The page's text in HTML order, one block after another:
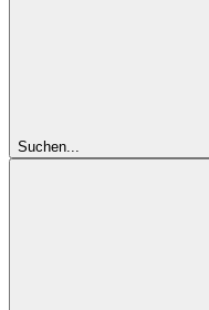
Suchen...